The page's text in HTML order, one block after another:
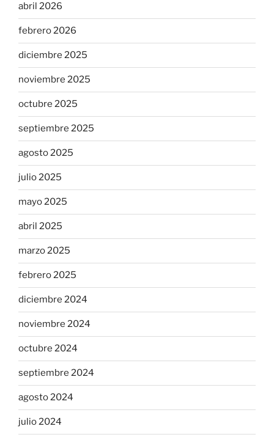
abril 2026
febrero 2026
diciembre 2025
noviembre 2025
octubre 2025
septiembre 2025
agosto 2025
julio 2025
mayo 2025
abril 2025
marzo 2025
febrero 2025
diciembre 2024
noviembre 2024
octubre 2024
septiembre 2024
agosto 2024
julio 2024